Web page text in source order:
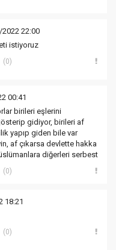
22:00
istiyoruz
(0)
00:41
birileri eşlerini
gidiyor, birileri af
yapıp giden bile var
af çıkarsa devlette hakka
diğerleri serbest
(0)
18:21
(0)